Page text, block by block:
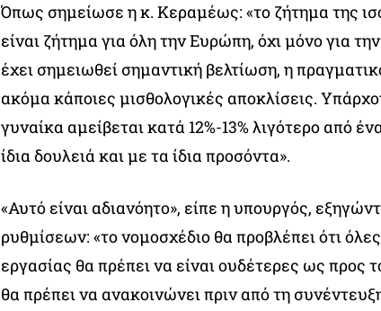
Όπως σημείωσε η κ. Κεραμέως: «το ζήτημα της
είναι ζήτημα για όλη την Ευρώπη, όχι μόνο για την
έχει σημειωθεί σημαντική βελτίωση, η
ακόμα κάποιες μισθολογικές αποκλίσεις.
γυναίκα αμείβεται κατά 12%-13% λιγότερο από
ίδια δουλειά και με τα ίδια προσόντα».
«Αυτό είναι αδιανόητο», είπε η υπουργός,
ρυθμίσεων: «το νομοσχέδιο θα προβλέπει ότι
εργασίας θα πρέπει να είναι ουδέτερες ως προς
θα πρέπει να ανακοινώνει πριν από τη